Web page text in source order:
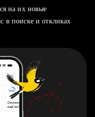
на их новые
в поиске и откликах